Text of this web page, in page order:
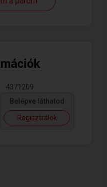
4371209
Belépve láthatod
Regisztrálok